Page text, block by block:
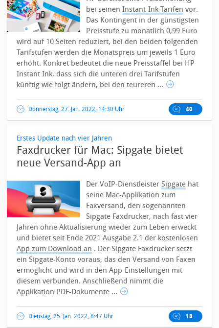
bei seinenInstant-Ink-Tarifen vor.
Das Kontingent in der günstigsten
Preisstufe zu monatlich 0,99 Euro
wird auf 10 Seiten reduziert, bei den beiden folgenden
Tarifstufen werden die Monatspreis um jeweils 1 Euro
erhöht. Konkret bedeutet die neue Preisstaffel bei HP
Instant Ink, dass sich die unteren drei Tarifstufen
künftig wie folgt ändern, bei den teureren ...
Donnerstag, 27. Jan. 2022, 14:30 Uhr 40
Erstes Update nach vier Jahren
Faxdrucker für Mac: Sipgate bietet
neue Versand-App an
Der VoIP-DienstleisterSipgate hat
seine Mac-Applikation zum
Faxversand, den sogenannten
Sipgate Faxdrucker, nach fast vier
Jahren ohne Aktualisierung wieder zum Leben erweckt
und bietet seit Ende 2021 Ausgabe 2.1 der kostenlosen
App zum Download an . Der Sipgate Faxdrucker setzt
ein Sipgate-Konto voraus, das den Versand von Faxen
ermöglicht und wird in den App-Einstellungen mit
diesem verbunden. Anschließend nimmt die
Applikation PDF-Dokumente ...
Dienstag, 25. Jan. 2022, 8:47 Uhr 18